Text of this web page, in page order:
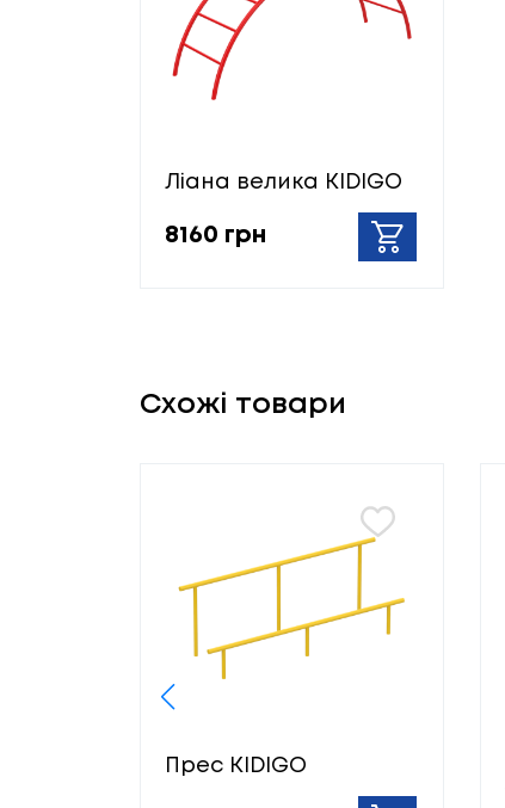
Ліана велика KIDIGO
8160 грн
Схожі товари
Прес KIDIGO